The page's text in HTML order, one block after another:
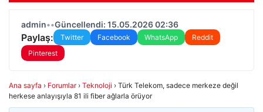
admin••Güncellendi: 15.05.2026 02:36
Paylaş: Twitter Facebook WhatsApp
Reddit
Pinterest
Ana sayfa › Forumlar › Teknoloji › Türk Telekom, sadece merkeze değil
herkese anlayışıyla 81 ili fiber ağlarla örüyor